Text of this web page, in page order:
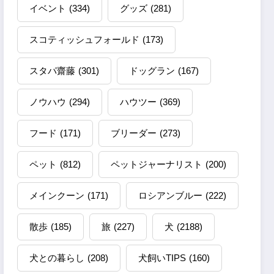
イベント (334) グッズ (281)
スコティッシュフォールド (173)
スタパ齋藤 (301) ドッグラン (167)
ノウハウ (294) ハウツー (369)
フード (171) ブリーダー (273)
ペット (812) ペットジャーナリスト (200)
メインクーン (171) ロシアンブルー (222)
散歩 (185) 旅 (227) 犬 (2188)
犬との暮らし (208) 犬飼いTIPS (160)